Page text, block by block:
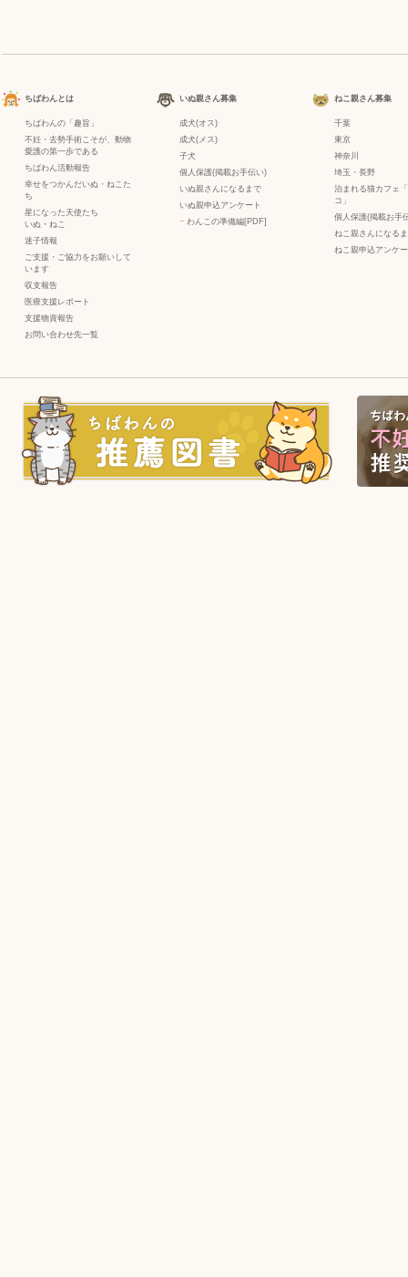
ちばわんとは
ちばわんの「趣旨」
不妊・去勢手術こそが、動物
愛護の第一歩である
ちばわん活動報告
幸せをつかんだいぬ・ねこた
ち
星になった天使たち
いぬ ・ ねこ
迷子情報
ご支援・ご協力をお願いして
います
収支報告
医療支援レポート
支援物資報告
お問い合わせ先一覧
いぬ親さん募集
成犬(オス)
成犬(メス)
子犬
個人保護(掲載お手伝い)
いぬ親さんになるまで
いぬ親申込アンケート
− わんこの準備編[PDF]
ねこ親さん募集
千葉
東京
神奈川
埼玉・長野
泊まれる猫カフェ
コ」
個人保護(掲載お手
ねこ親さんになる
ねこ親申込アンケ